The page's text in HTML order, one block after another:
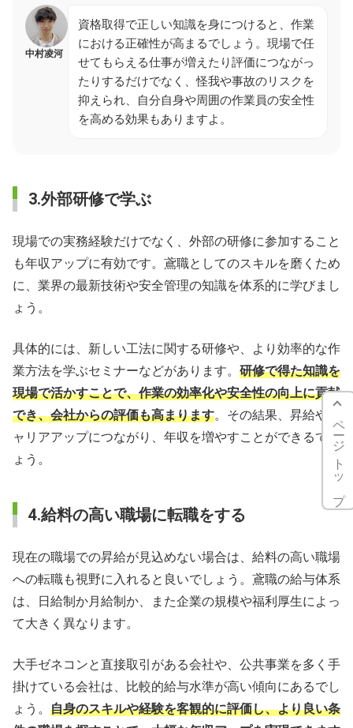
中村凌河
資格取得で正しい知識を身につけると、作業
における正確性が高まるでしょう。現場で任
せてもらえる仕事が増えたり評価につながっ
たりするだけでなく、怪我や事故のリスクを
抑えられ、自分自身や周囲の作業員の安全性
を高める効果もありますよ。
3.外部研修で学ぶ
現場での実務経験だけでなく、外部の研修に参加すること
も年収アップに有効です。鳶職としてのスキルを磨くため
に、業界の最新技術や安全管理の知識を体系的に学びまし
ょう。
具体的には、新しい工法に関する研修や、より効率的な作
業方法を学ぶセミナーなどがあります。 研修で得た知識を
現場で活かすことで、作業の効率化や安全性の向上に貢献
でき、会社からの評価も高まります。その結果、昇給やキ
ャリアアップにつながり、年収を増やすことができるでし
ょう。
4.給料の高い職場に転職をする
現在の職場での昇給が見込めない場合は、給料の高い職場
への転職も視野に入れると良いでしょう。鳶職の給与体系
は、日給制か月給制か、また企業の規模や福利厚生によっ
て大きく異なります。
大手ゼネコンと直接取引がある会社や、公共事業を多く手
掛けている会社は、比較的給与水準が高い傾向にあるでし
ょう。 自身のスキルや経験を客観的に評価し、より良い条
ページトップ